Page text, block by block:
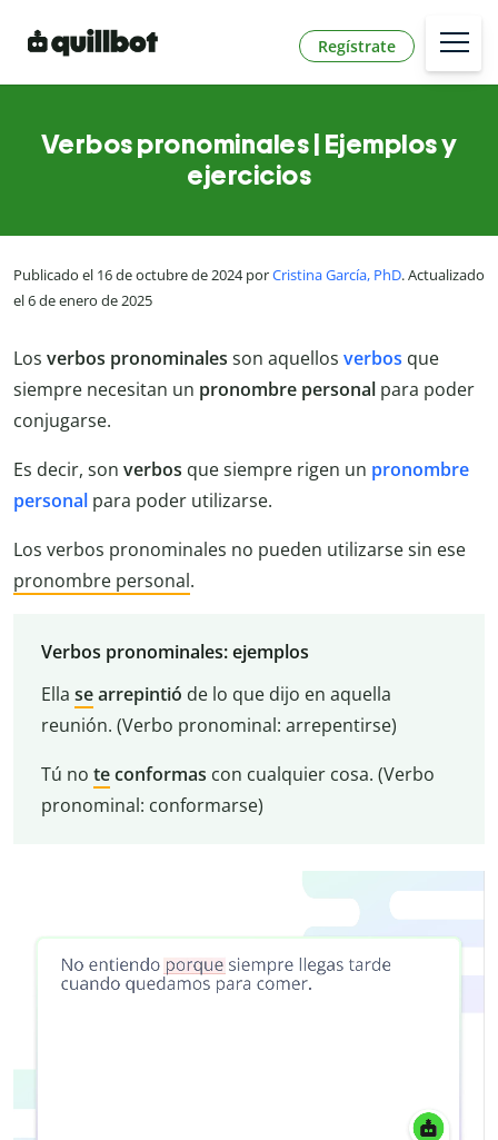
Regístrate
Verbos pronominales | Ejemplos y
ejercicios
Publicado el 16 de octubre de 2024 porCristina García, PhD. Actualizado
el 6 de enero de 2025
Los verbos pronominales son aquellos verbos que
siempre necesitan un pronombre personal para poder
conjugarse.
Es decir, son verbos que siempre rigen un pronombre
personal para poder utilizarse.
Los verbos pronominales no pueden utilizarse sin ese
pronombre personal.
Verbos pronominales: ejemplos
Ella searrepintió de lo que dijo en aquella
reunión. (Verbo pronominal: arrepentirse)
Tú no teconformas con cualquier cosa. (Verbo
pronominal: conformarse)